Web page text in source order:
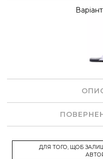
ДЛЯ ТОГО, ЩОБ